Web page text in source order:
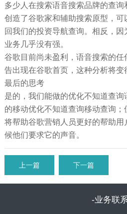
多少人在搜索语音搜索品牌的查
创造了谷歌家和辅助搜索原型，
回我们的投资导航查询。相反，因
业务几乎没有强。
谷歌目前尚未盈利，语音搜索的
告出现在谷歌首页，这种分析将变
最后的思考
是的，我们能做的优化不知道查
的移动优化不知道查询移动查询；
将帮助谷歌营销人员更好的帮助
候他们要求它的声音。
上一篇 下一篇
-业务联